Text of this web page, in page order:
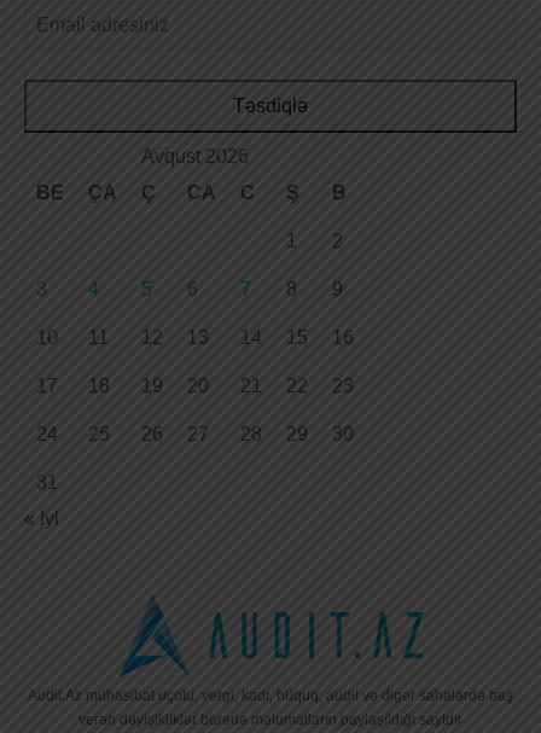
Təsdiqlə
Avqust 2026
BE
ÇA Ç CA C Ş B
1 2
3 4 5 6 7 8 9
10 11 12 13 14 15 16
17 18 19 20 21 22 23
24 25 26 27 28 29 30
31
« İyl
Audit.Az mühasibat uçotu, vergi, kadr, hüquq, audit və digər sahələrdə baş
verən dəyişikliklər barədə məlumatların paylaşıldığı saytdır